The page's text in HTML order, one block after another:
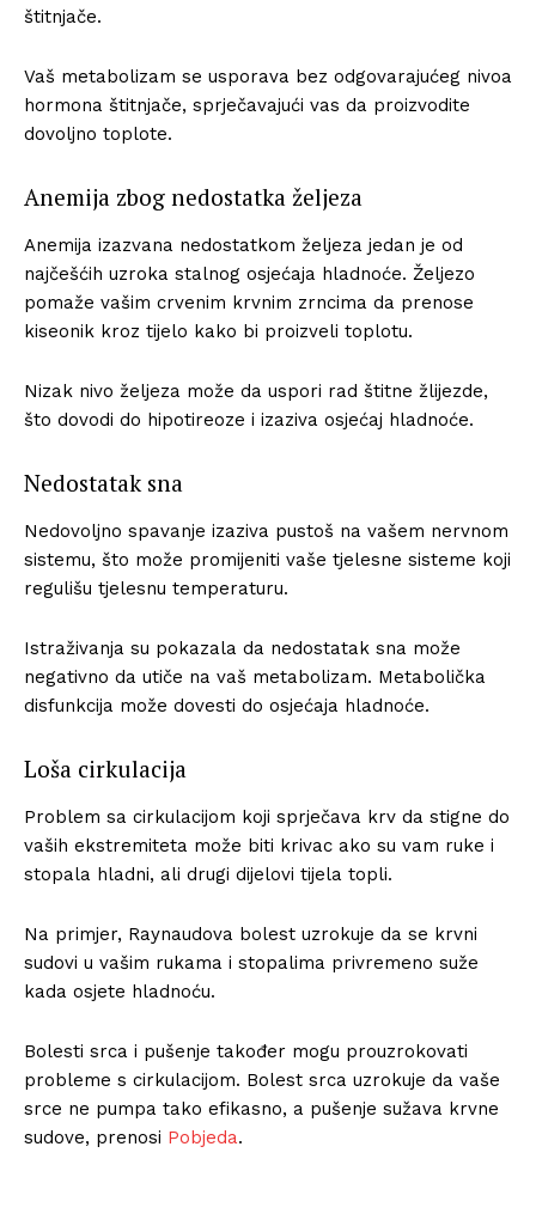
štitnjače.
Vaš metabolizam se usporava bez odgovarajućeg nivoa
hormona štitnjače, sprječavajući vas da proizvodite
dovoljno toplote.
Anemija zbog nedostatka željeza
Anemija izazvana nedostatkom željeza jedan je od
najčešćih uzroka stalnog osjećaja hladnoće. Željezo
pomaže vašim crvenim krvnim zrncima da prenose
kiseonik kroz tijelo kako bi proizveli toplotu.
Nizak nivo željeza može da uspori rad štitne žlijezde,
što dovodi do hipotireoze i izaziva osjećaj hladnoće.
Nedostatak sna
Nedovoljno spavanje izaziva pustoš na vašem nervnom
sistemu, što može promijeniti vaše tjelesne sisteme koji
regulišu tjelesnu temperaturu.
Istraživanja su pokazala da nedostatak sna može
negativno da utiče na vaš metabolizam. Metabolička
disfunkcija može dovesti do osjećaja hladnoće.
Loša cirkulacija
Problem sa cirkulacijom koji sprječava krv da stigne do
vaših ekstremiteta može biti krivac ako su vam ruke i
stopala hladni, ali drugi dijelovi tijela topli.
Na primjer, Raynaudova bolest uzrokuje da se krvni
sudovi u vašim rukama i stopalima privremeno suže
kada osjete hladnoću.
Bolesti srca i pušenje također mogu prouzrokovati
probleme s cirkulacijom. Bolest srca uzrokuje da vaše
srce ne pumpa tako efikasno, a pušenje sužava krvne
sudove, prenosi Pobjeda.